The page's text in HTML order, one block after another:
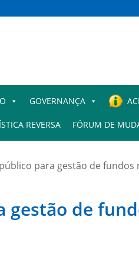
GOVERNANÇA
REVERSA FÓRUM DE
para gestão de
de